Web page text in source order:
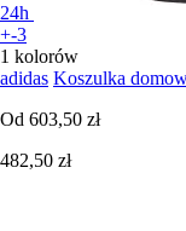
24h
+-3
1 kolorów
adidas Koszulka
Od 603,50 zł
482,50 zł